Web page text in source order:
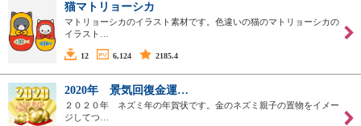
猫マトリョーシカ
マトリョーシカのイラスト素材です。色違いの猫のマトリョーシカの
イラスト…
12 6,124 2185.4
2020年 景気回復金運…
２０２０年 ネズミ年の年賀状です。金のネズミ親子の置物をイメー
ジしてつ…